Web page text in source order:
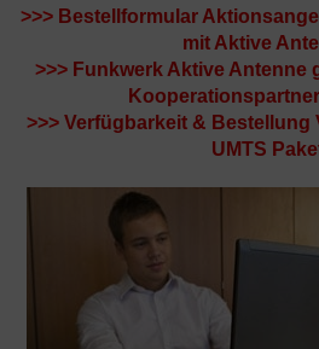
>>> Bestellformular
mit Aktive
>>> Funkwerk Aktive Antenne
>>> Verfügbarkeit & Bestellung
UMTS